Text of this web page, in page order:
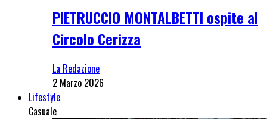
PIETRUCCIO MONTALBETTI ospite al
Circolo Cerizza
La Redazione
2 Marzo 2026
Lifestyle
Casuale